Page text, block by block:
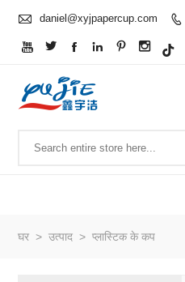
 daniel@xyjpapercup.com 
     
घर > उत्पाद > प्लास्टिक के कप